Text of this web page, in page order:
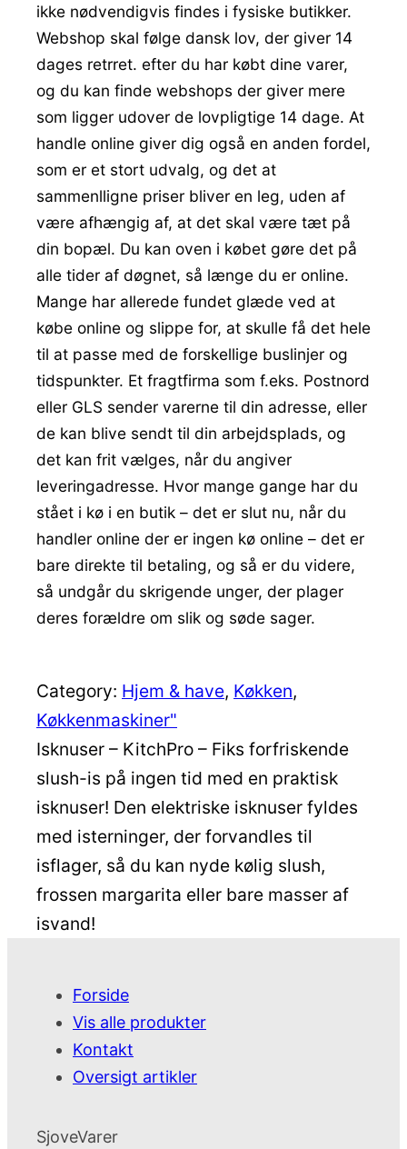
ikke nødvendigvis findes i fysiske butikker.
Webshop skal følge dansk lov, der giver 14
dages retrret. efter du har købt dine varer,
og du kan finde webshops der giver mere
som ligger udover de lovpligtige 14 dage. At
handle online giver dig også en anden fordel,
som er et stort udvalg, og det at
sammenlligne priser bliver en leg, uden af
være afhængig af, at det skal være tæt på
din bopæl. Du kan oven i købet gøre det på
alle tider af døgnet, så længe du er online.
Mange har allerede fundet glæde ved at
købe online og slippe for, at skulle få det hele
til at passe med de forskellige buslinjer og
tidspunkter. Et fragtfirma som f.eks. Postnord
eller GLS sender varerne til din adresse, eller
de kan blive sendt til din arbejdsplads, og
det kan frit vælges, når du angiver
leveringadresse. Hvor mange gange har du
stået i kø i en butik – det er slut nu, når du
handler online der er ingen kø online – det er
bare direkte til betaling, og så er du videre,
så undgår du skrigende unger, der plager
deres forældre om slik og søde sager.
Category: Hjem & have, Køkken
Køkkenmaskiner"
Isknuser – KitchPro – Fiks forfriskende
slush-is på ingen tid med en praktisk
isknuser! Den elektriske isknuser fyldes
med isterninger, der forvandles til
isflager, så du kan nyde kølig slush,
frossen margarita eller bare masser af
isvand!
Forside
Vis alle produkter
Kontakt
Oversigt artikler
SjoveVarer